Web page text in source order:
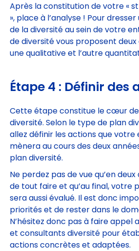
Après la constitution de votre «
», place à l’analyse ! Pour
de la diversité au sein de votre
de diversité vous proposent deux
une qualitative et l’autre
Étape 4 : Définir des
Cette étape constitue le cœur
diversité. Selon le type de plan
allez définir les actions que
mènera au cours des deux
plan diversité.
Ne perdez pas de vue qu’en
de tout faire et qu’au final, votre
sera aussi évalué. Il est donc
priorités et de rester dans le
N’hésitez donc pas à faire appel
et consultants diversité pour
actions concrètes et adaptées.